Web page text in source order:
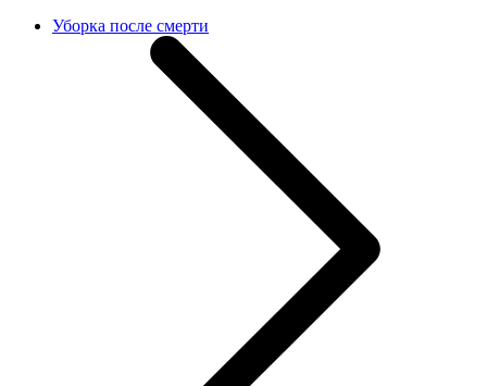
Уборка после смерти